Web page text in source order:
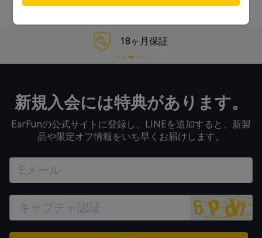
18ヶ月保証
新規入会には特典があります。
EarFunの公式サイトに登録し、LINEを追加すると、新製
品や限定オフ情報をいち早くお届けします。